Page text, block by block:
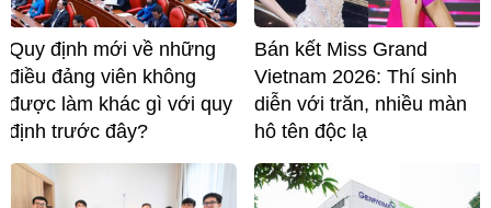
Quy định mới về những
điều đảng viên không
được làm khác gì với quy
định trước đây?
Bán kết Miss Grand
Vietnam 2026: Thí sinh
diễn với trăn, nhiều màn
hô tên độc lạ